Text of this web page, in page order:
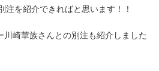
を紹介できればと思います！！
崎華族さんとの別注も紹介しました